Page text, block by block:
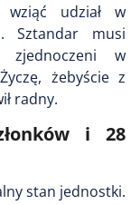
udział w
Sztandar musi
zjednoczeni w
żebyście z
radny.
i 28
stan jednostki.